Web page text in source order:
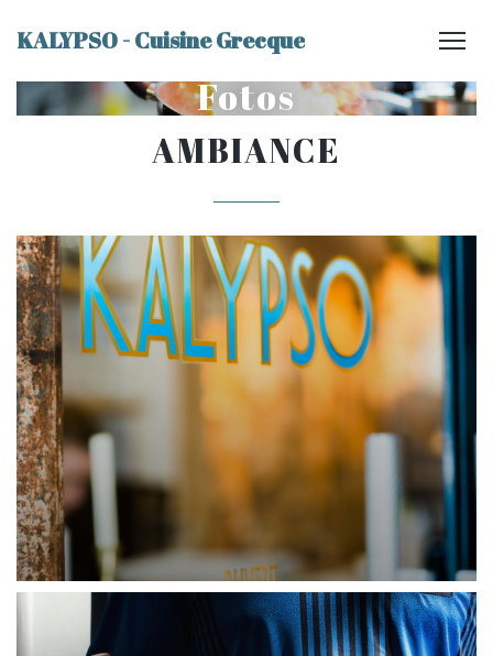
KALYPSO - Cuisine Grecque
Fotos
AMBIANCE